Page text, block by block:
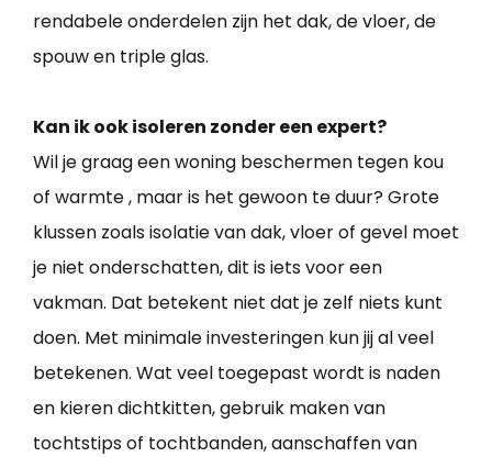
rendabele onderdelen zijn het dak, de vloer, de
spouw en triple glas.
Kan ik ook isoleren zonder een expert?
Wil je graag een woning beschermen tegen kou
of warmte , maar is het gewoon te duur? Grote
klussen zoals isolatie van dak, vloer of gevel moet
je niet onderschatten, dit is iets voor een
vakman. Dat betekent niet dat je zelf niets kunt
doen. Met minimale investeringen kun jij al veel
betekenen. Wat veel toegepast wordt is naden
en kieren dichtkitten, gebruik maken van
tochtstips of tochtbanden, aanschaffen van